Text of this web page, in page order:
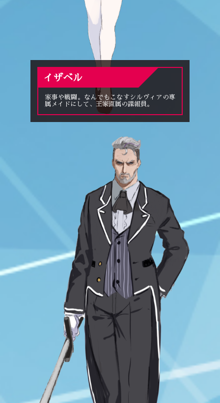
イザベル
家事や戦闘。なんでもこなすシルヴィアの専
属メイドにして、王家直属の諜報員。